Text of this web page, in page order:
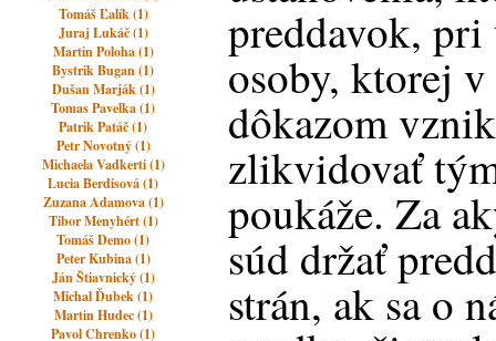
Tomáš Ľalík (1)
Juraj Lukáč (1)
Martin Poloha (1)
Bystrik Bugan (1)
Dušan Marják (1)
Tomas Pavelka (1)
Patrik Patáč (1)
Petr Novotný (1)
Michaela Vadkerti (1)
Lucia Berdisová (1)
Zuzana Adamova (1)
Tibor Menyhért (1)
Tomáš Demo (1)
Peter Kubina (1)
Ján Štiavnický (1)
Michal Ďubek (1)
Martin Hudec (1)
Pavol Chrenko (1)
preddavok,
osoby, ktorej
dôkazom
zlikvidovať
poukáže. Za
súd držať
strán, ak sa o